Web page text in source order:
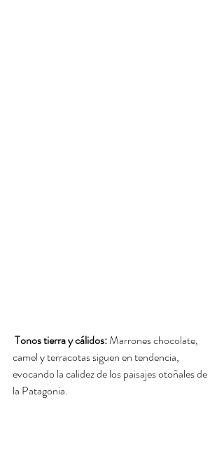
Tonos tierra y cálidos: Marrones chocolate,
camel y terracotas siguen en tendencia,
evocando la calidez de los paisajes otoñales de
la Patagonia.